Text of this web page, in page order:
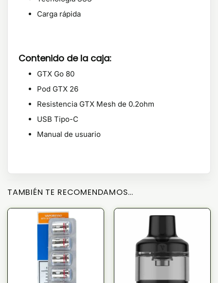
Carga rápida
Contenido de la caja:
GTX Go 80
Pod GTX 26
Resistencia GTX Mesh de 0.2ohm
USB Tipo-C
Manual de usuario
TAMBIÉN TE RECOMENDAMOS…